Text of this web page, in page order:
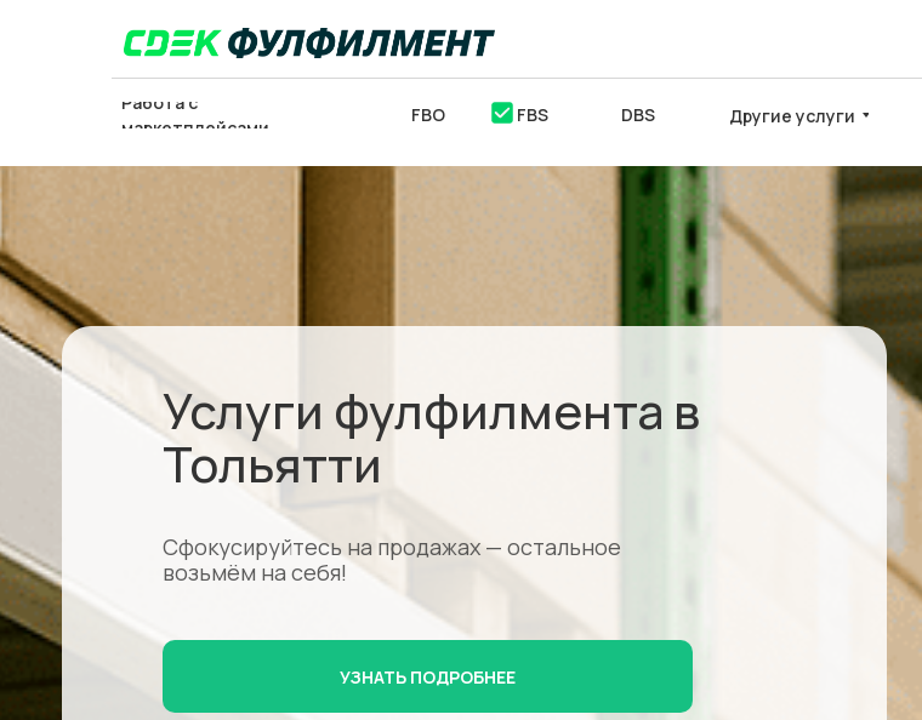
Другие услуги
FBO DBS
FBS
Работа с
маркетплейсами
ОТСЛЕДИТЬ
МЕЖДУНАРОДНЫЕ САЙТЫ
Услуги фулфилмента в
Тольятти
Сфокусируйтесь на продажах — остальное
возьмём на себя!
УЗНАТЬ ПОДРОБНЕЕ